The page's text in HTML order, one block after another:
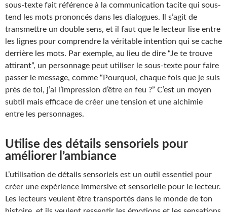
sous-texte fait référence à la communication tacite qui sous-
tend les mots prononcés dans les dialogues. Il s’agit de
transmettre un double sens, et il faut que le lecteur lise entre
les lignes pour comprendre la véritable intention qui se cache
derrière les mots. Par exemple, au lieu de dire “Je te trouve
attirant”, un personnage peut utiliser le sous-texte pour faire
passer le message, comme “Pourquoi, chaque fois que je suis
près de toi, j’ai l’impression d’être en feu ?” C’est un moyen
subtil mais efficace de créer une tension et une alchimie
entre les personnages.
Utilise des détails sensoriels pour
améliorer l’ambiance
L’utilisation de détails sensoriels est un outil essentiel pour
créer une expérience immersive et sensorielle pour le lecteur.
Les lecteurs veulent être transportés dans le monde de ton